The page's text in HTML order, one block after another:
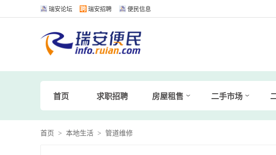
瑞安论坛 瑞安招聘 便民信息
首页 求职招聘 房屋租售 二手市场
首页 > 本地生活 > 管道维修